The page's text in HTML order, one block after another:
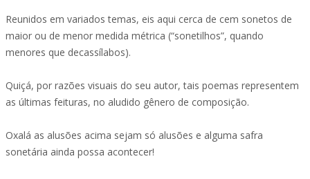
Reunidos em variados temas, eis aqui cerca de cem sonetos de
maior ou de menor medida métrica (“sonetilhos”, quando
menores que decassílabos).
Quiçá, por razões visuais do seu autor, tais poemas representem
as últimas feituras, no aludido gênero de composição.
Oxalá as alusões acima sejam só alusões e alguma safra
sonetária ainda possa acontecer!